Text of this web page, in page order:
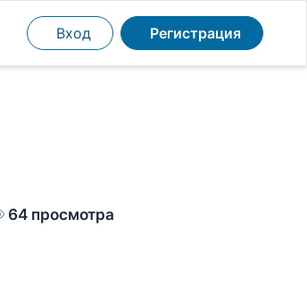
Вход Регистрация
64 просмотра